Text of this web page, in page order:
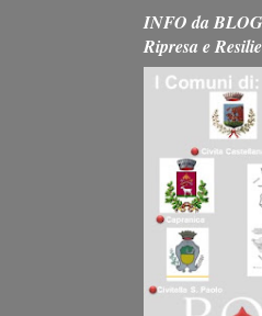
INFO da
Ripresa e